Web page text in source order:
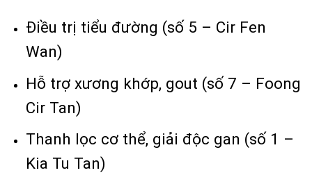
Điều trị tiểu đường (số 5 – Cir Fen
Wan)
Hỗ trợ xương khớp, gout (số 7 – Foong
Cir Tan)
Thanh lọc cơ thể, giải độc gan (số 1 –
Kia Tu Tan)